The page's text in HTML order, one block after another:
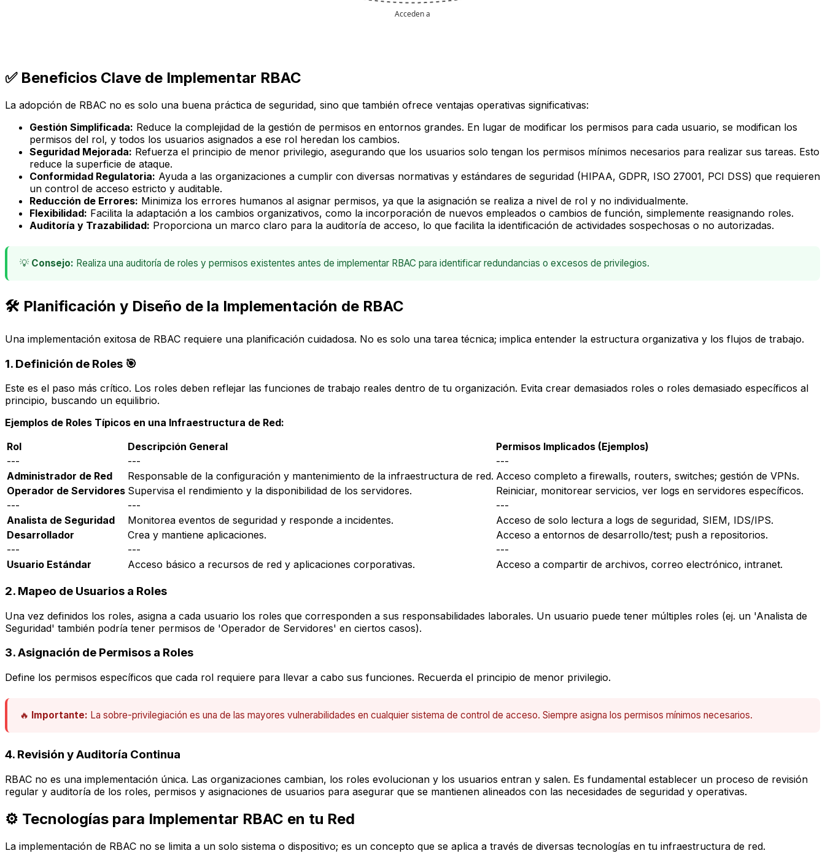
Acceden a
✅ Beneficios Clave de Implementar RBAC
La adopción de RBAC no es solo una buena práctica de seguridad, sino que también ofrece ventajas operativas significativas:
Gestión Simplificada: Reduce la complejidad de la gestión de permisos en entornos grandes. En lugar de modificar los permisos para cada usuario, se modifican los
permisos del rol, y todos los usuarios asignados a ese rol heredan los cambios.
Seguridad Mejorada: Refuerza el principio de menor privilegio, asegurando que los usuarios solo tengan los permisos mínimos necesarios para realizar sus tareas. Esto
reduce la superficie de ataque.
Conformidad Regulatoria: Ayuda a las organizaciones a cumplir con diversas normativas y estándares de seguridad (HIPAA, GDPR, ISO 27001, PCI DSS) que requieren
un control de acceso estricto y auditable.
Reducción de Errores: Minimiza los errores humanos al asignar permisos, ya que la asignación se realiza a nivel de rol y no individualmente.
Flexibilidad: Facilita la adaptación a los cambios organizativos, como la incorporación de nuevos empleados o cambios de función, simplemente reasignando roles.
Auditoría y Trazabilidad: Proporciona un marco claro para la auditoría de acceso, lo que facilita la identificación de actividades sospechosas o no autorizadas.
💡 Consejo: Realiza una auditoría de roles y permisos existentes antes de implementar RBAC para identificar redundancias o excesos de privilegios.
🛠️ Planificación y Diseño de la Implementación de RBAC
Una implementación exitosa de RBAC requiere una planificación cuidadosa. No es solo una tarea técnica; implica entender la estructura organizativa y los flujos de trabajo.
1. Definición de Roles 🎯
Este es el paso más crítico. Los roles deben reflejar las funciones de trabajo reales dentro de tu organización. Evita crear demasiados roles o roles demasiado específicos al
principio, buscando un equilibrio.
Ejemplos de Roles Típicos en una Infraestructura de Red:
Rol
Descripción General
Permisos Implicados (Ejemplos)
---
---
---
Administrador de Red
Responsable de la configuración y mantenimiento de la infraestructura de red. Acceso completo a firewalls, routers, switches; gestión de VPNs.
Operador de Servidores Supervisa el rendimiento y la disponibilidad de los servidores.
Reiniciar, monitorear servicios, ver logs en servidores específicos.
---
---
---
Analista de Seguridad
Monitorea eventos de seguridad y responde a incidentes.
Acceso de solo lectura a logs de seguridad, SIEM, IDS/IPS.
Desarrollador
Crea y mantiene aplicaciones.
Acceso a entornos de desarrollo/test; push a repositorios.
---
---
---
Usuario Estándar
Acceso básico a recursos de red y aplicaciones corporativas. Acceso a compartir de archivos, correo electrónico, intranet.
2. Mapeo de Usuarios a Roles
Una vez definidos los roles, asigna a cada usuario los roles que corresponden a sus responsabilidades laborales. Un usuario puede tener múltiples roles (ej. un 'Analista de
Seguridad' también podría tener permisos de 'Operador de Servidores' en ciertos casos).
3. Asignación de Permisos a Roles
Define los permisos específicos que cada rol requiere para llevar a cabo sus funciones. Recuerda el principio de menor privilegio.
🔥 Importante: La sobre-privilegiación es una de las mayores vulnerabilidades en cualquier sistema de control de acceso. Siempre asigna los permisos mínimos necesarios.
4. Revisión y Auditoría Continua
RBAC no es una implementación única. Las organizaciones cambian, los roles evolucionan y los usuarios entran y salen. Es fundamental establecer un proceso de revisión
regular y auditoría de los roles, permisos y asignaciones de usuarios para asegurar que se mantienen alineados con las necesidades de seguridad y operativas.
⚙️ Tecnologías para Implementar RBAC en tu Red
La implementación de RBAC no se limita a un solo sistema o dispositivo; es un concepto que se aplica a través de diversas tecnologías en tu infraestructura de red.